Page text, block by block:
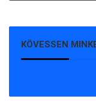
KÖVESSEN